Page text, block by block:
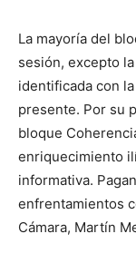
La mayoría del
sesión, excepto
identificada con
presente. Por su
bloque
enriquecimiento
informativa.
enfrentamientos
Cámara, Martín